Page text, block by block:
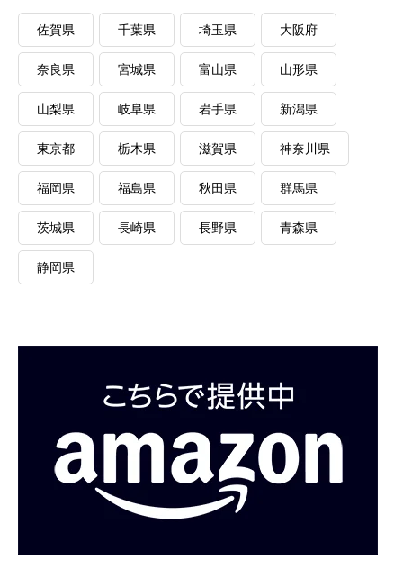
佐賀県 千葉県 埼玉県 大阪府
奈良県 宮城県 富山県 山形県
山梨県 岐阜県 岩手県 新潟県
東京都 栃木県 滋賀県 神奈川県
福岡県 福島県 秋田県 群馬県
茨城県 長崎県 長野県 青森県
静岡県